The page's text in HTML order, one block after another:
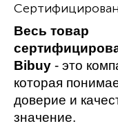
Весь товар
Bibuy - это
которая
доверие и
значение.